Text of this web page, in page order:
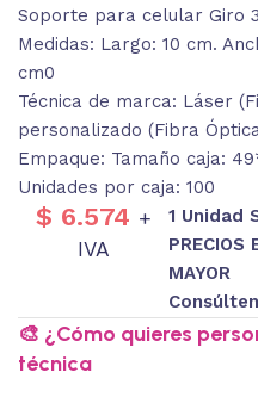
Soporte para celular Giro
Medidas: Largo: 10 cm.
cm0
Técnica de marca: Láser
personalizado (Fibra
Empaque: Tamaño caja:
Unidades por caja: 100
$ 6.574 +
IVA
1 Unidad
PRECIOS
MAYOR
🎨 ¿Cómo quieres
técnica